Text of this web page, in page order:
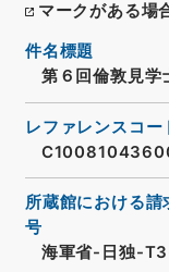
マークがある場
件名標題
第６回倫敦見学
レファレンスコー
所蔵館における請
号
海軍省-日独-